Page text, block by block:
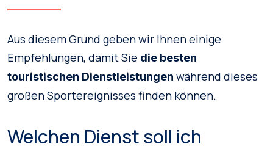
Aus diesem Grund geben wir Ihnen einige
Empfehlungen, damit Sie die besten
touristischen Dienstleistungen während dieses
großen Sportereignisses finden können.
Welchen Dienst soll ich